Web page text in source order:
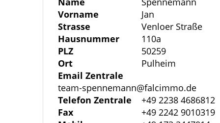
Abgerundet wird das Angebot durch
sowie einen Kellerraum, der
Eine attraktive Wohnung für alle, die
guter Anbindung verbinden möchten.
Sonstiges
FALC Immobilien – EINFACH MEHR
Vorname
Jan
Strasse
Venloer Straße
Hausnummer
110a
PLZ
50259
Ort
Pulheim
Email Zentrale
team-spennemann@falcimmo.de
Telefon Zentrale
+49 2238 4686812
Fax
+49 2242 9010319